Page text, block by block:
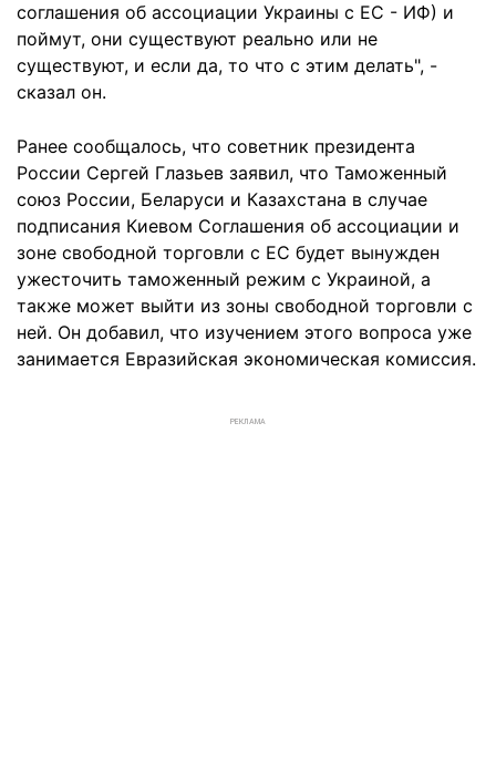
соглашения об ассоциации Украины с ЕС - ИФ) и
поймут, они существуют реально или не
существуют, и если да, то что с этим делать", -
сказал он.
Ранее сообщалось, что советник президента
России Сергей Глазьев заявил, что Таможенный
союз России, Беларуси и Казахстана в случае
подписания Киевом Соглашения об ассоциации и
зоне свободной торговли с ЕС будет вынужден
ужесточить таможенный режим с Украиной, а
также может выйти из зоны свободной торговли с
ней. Он добавил, что изучением этого вопроса уже
занимается Евразийская экономическая комиссия.
РЕКЛАМА